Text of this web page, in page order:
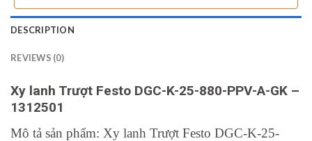
DESCRIPTION
REVIEWS (0)
Xy lanh Trượt Festo DGC-K-25-880-PPV-A-GK –
1312501
Mô tả sản phẩm: Xy lanh Trượt Festo DGC-K-25-